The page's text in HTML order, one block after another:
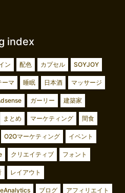
index
ン 配色 カプセル SOYJOY
ーマ 睡眠 日本酒 マッサージ
ガーリー 建築家
まとめ マーケティング 間食
O2Oマーケティング イベント
クリエイティブ フォント
レイアウト
ブログ アフィリエイト